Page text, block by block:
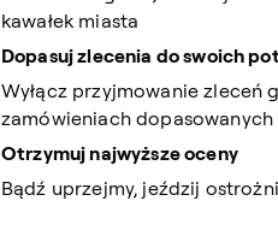
kawałek miasta
Dopasuj zlecenia do swoich
Wyłącz przyjmowanie zleceń
zamówieniach
Otrzymuj najwyższe oceny
Bądź uprzejmy, jeździj